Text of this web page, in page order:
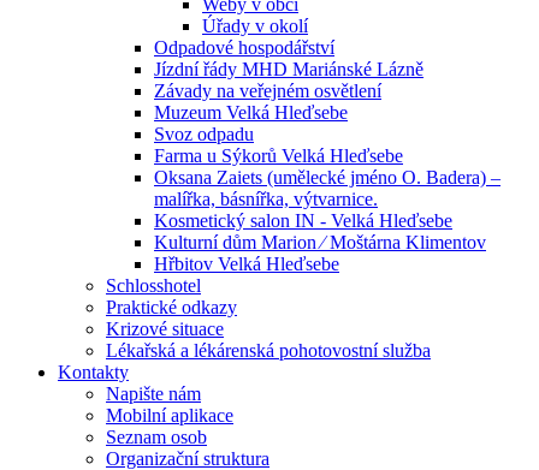
Weby v obci
Úřady v okolí
Odpadové hospodářství
Jízdní řády MHD Mariánské Lázně
Závady na veřejném osvětlení
Muzeum Velká Hleďsebe
Svoz odpadu
Farma u Sýkorů Velká Hleďsebe
Oksana Zaiets (umělecké jméno O. Badera) –
malířka, básnířka, výtvarnice.
Kosmetický salon IN - Velká Hleďsebe
Kulturní dům Marion ⁄ Moštárna Klimentov
Hřbitov Velká Hleďsebe
Schlosshotel
Praktické odkazy
Krizové situace
Lékařská a lékárenská pohotovostní služba
Kontakty
Napište nám
Mobilní aplikace
Seznam osob
Organizační struktura